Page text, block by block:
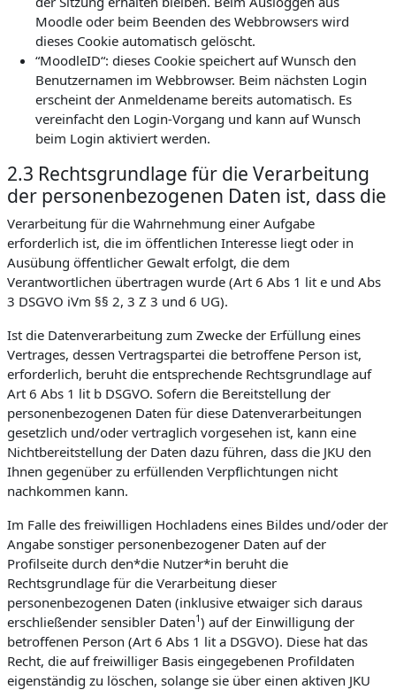
Moodle oder beim Beenden des Webbrowsers wird
dieses Cookie automatisch gelöscht.
“MoodleID“: dieses Cookie speichert auf Wunsch den
Benutzernamen im Webbrowser. Beim nächsten Login
erscheint der Anmeldename bereits automatisch. Es
vereinfacht den Login-Vorgang und kann auf Wunsch
beim Login aktiviert werden.
2.3 Rechtsgrundlage für die Verarbeitung
der personenbezogenen Daten ist, dass die
Verarbeitung für die Wahrnehmung einer Aufgabe
erforderlich ist, die im öffentlichen Interesse liegt oder in
Ausübung öffentlicher Gewalt erfolgt, die dem
Verantwortlichen übertragen wurde (Art 6 Abs 1 lit e und Abs
3 DSGVO iVm §§ 2, 3 Z 3 und 6 UG).
Ist die Datenverarbeitung zum Zwecke der Erfüllung eines
Vertrages, dessen Vertragspartei die betroffene Person ist,
erforderlich, beruht die entsprechende Rechtsgrundlage auf
Art 6 Abs 1 lit b DSGVO. Sofern die Bereitstellung der
personenbezogenen Daten für diese Datenverarbeitungen
gesetzlich und/oder vertraglich vorgesehen ist, kann eine
Nichtbereitstellung der Daten dazu führen, dass die JKU den
Ihnen gegenüber zu erfüllenden Verpflichtungen nicht
nachkommen kann.
Im Falle des freiwilligen Hochladens eines Bildes und/oder der
Angabe sonstiger personenbezogener Daten auf der
Profilseite durch den*die Nutzer*in beruht die
Rechtsgrundlage für die Verarbeitung dieser
personenbezogenen Daten (inklusive etwaiger sich daraus
erschließender sensibler Daten1) auf der Einwilligung der
betroffenen Person (Art 6 Abs 1 lit a DSGVO). Diese hat das
Recht, die auf freiwilliger Basis eingegebenen Profildaten
eigenständig zu löschen, solange sie über einen aktiven JKU